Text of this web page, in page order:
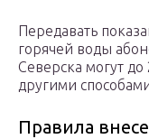
Передавать
горячей воды
Северска могут
другими
Правила